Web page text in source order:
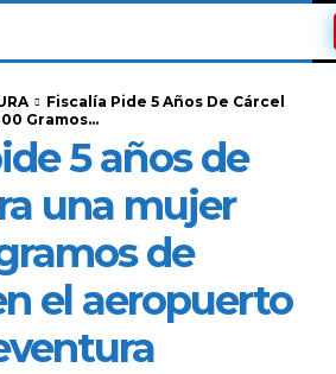
Fiscalía Pide 5 Años De Cárcel
Gramos...
5 años de
una mujer
de
el aeropuerto